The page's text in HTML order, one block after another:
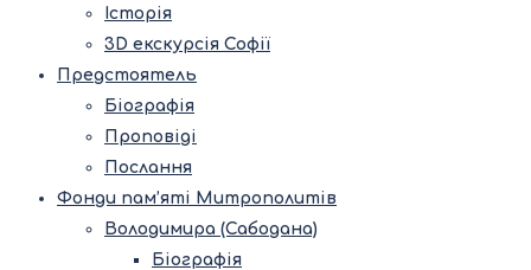
Історія
3D екскурсія Софії
Предстоятель
Біографія
Проповіді
Послання
Фонди пам’яті Митрополитів
Володимира (Сабодана)
Біографія